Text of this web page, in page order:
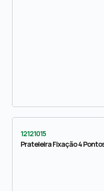
12121015
Prateleira Fixação 4